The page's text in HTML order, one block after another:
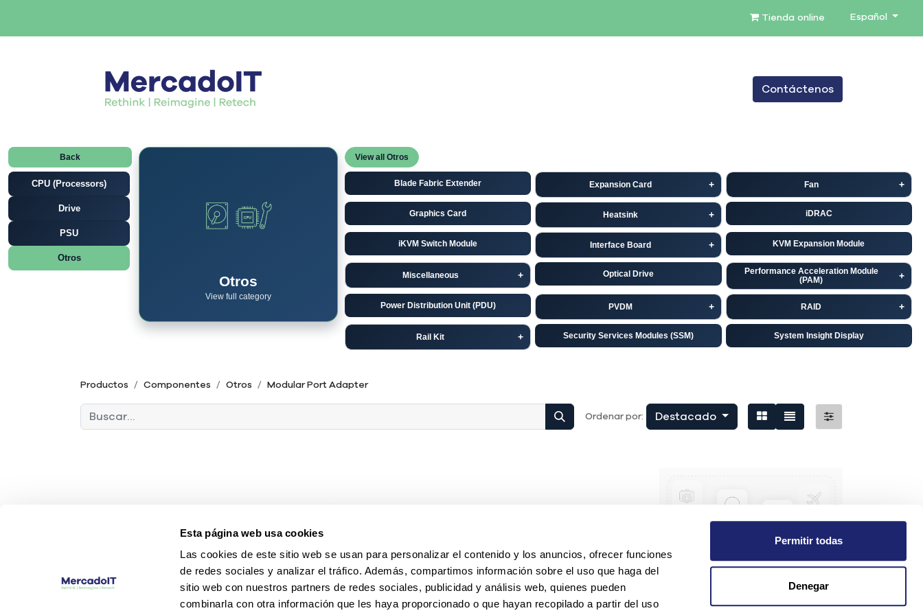
Esta página web usa cookies
Las cookies de este sitio web se usan para personalizar el contenido y los anuncios, ofrecer funciones
de redes sociales y analizar el tráfico. Además, compartimos información sobre el uso que haga del
sitio web con nuestros partners de redes sociales, publicidad y análisis web, quienes pueden
combinarla con otra información que les haya proporcionado o que hayan recopilado a partir del uso
Permitir todas
Denegar
Tienda online Español
BLOG
Contáctenos
Back
CPU (Processors)
Drive
PSU
Otros
Otros
View full category
View all Otros
Blade Fabric Extender Expansion Card Fan
Graphics Card Heatsink iDRAC
iKVM Switch Module Interface Board KVM Expansion Module
Miscellaneous Optical Drive
Performance Acceleration Module
(PAM)
Power Distribution Unit (PDU) PVDM RAID
Rail Kit Security Services Modules (SSM) System Insight Display
Productos Componentes Otros Modular Port Adapter
Ordenar por: Destacado